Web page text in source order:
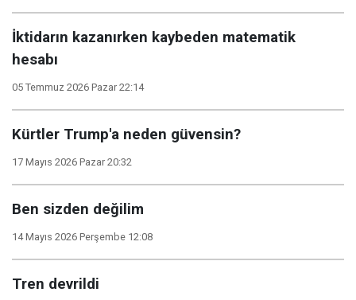
İktidarın kazanırken kaybeden matematik
hesabı
05 Temmuz 2026 Pazar 22:14
Kürtler Trump'a neden güvensin?
17 Mayıs 2026 Pazar 20:32
Ben sizden değilim
14 Mayıs 2026 Perşembe 12:08
Tren devrildi